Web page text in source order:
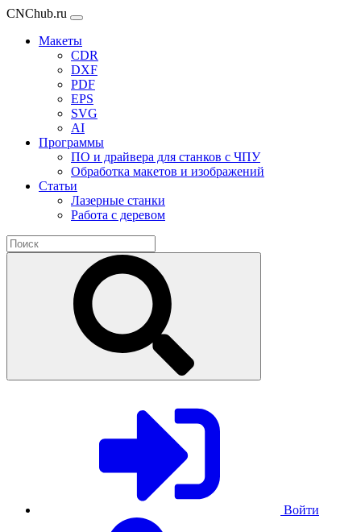
CNChub.ru
Макеты
CDR
DXF
PDF
EPS
SVG
AI
Программы
ПО и драйвера для станков с ЧПУ
Обработка макетов и изображений
Статьи
Лазерные станки
Работа с деревом
Войти